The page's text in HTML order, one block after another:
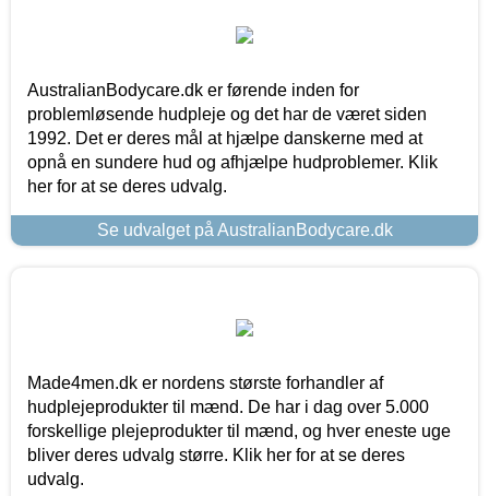
AustralianBodycare.dk er førende inden for
problemløsende hudpleje og det har de været siden
1992. Det er deres mål at hjælpe danskerne med at
opnå en sundere hud og afhjælpe hudproblemer. Klik
her for at se deres udvalg.
Se udvalget på AustralianBodycare.dk
Made4men.dk er nordens største forhandler af
hudplejeprodukter til mænd. De har i dag over 5.000
forskellige plejeprodukter til mænd, og hver eneste uge
bliver deres udvalg større. Klik her for at se deres
udvalg.